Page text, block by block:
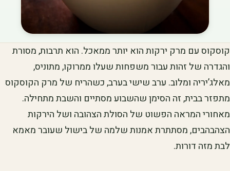
קוסקוס עם מרק ירקות הוא יותר ממאכל. הוא תרבות, מסורת
והגדרה של זהות עבור משפחות שעלו ממרוקו, מתוניס,
מאלג’יריה ומלוב. ערב שישי בערב, כשהריח של מרק הקוסקוס
מתפזר בבית, זה הסימן שהשבוע מסתיים והשבת מתחילה.
מאחורי המראה הפשוט של הסולת הצהובה ושל הירקות
הצהבהבים, מסתתרת אמנות שלמה של בישול שעובר מאמא
לבת מזה דורות.